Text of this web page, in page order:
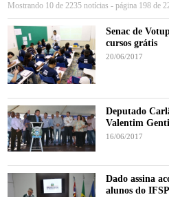
Mostrando 10 de 2235 notícias - página 198 de
Senac de
cursos grátis
20/06/2017
Deputado
Valentim
16/06/2017
Dado assina
alunos do IFSP